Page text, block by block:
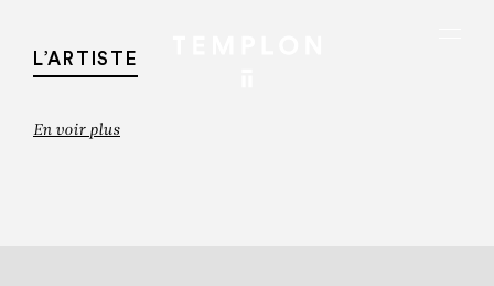
L’ARTISTE
En voir plus